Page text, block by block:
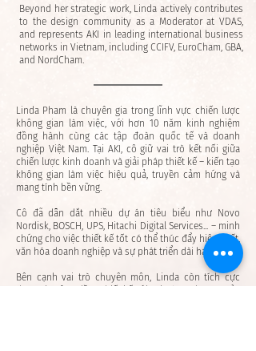
Beyond her strategic work, Linda actively contributes
to the design community as a Moderator at VDAS,
and represents AKI in leading international business
networks in Vietnam, including CCIFV, EuroCham, GBA,
and NordCham.
Linda Pham là chuyên gia trong lĩnh vực chiến lược
không gian làm việc, với hơn 10 năm kinh nghiệm
đồng hành cùng các tập đoàn quốc tế và doanh
nghiệp Việt Nam. Tại AKI, cô giữ vai trò kết nối giữa
chiến lược kinh doanh và giải pháp thiết kế – kiến tạo
không gian làm việc hiệu quả, truyền cảm hứng và
mang tính bền vững.
Cô đã dẫn dắt nhiều dự án tiêu biểu như Novo
Nordisk, BOSCH, UPS, Hitachi Digital Services... – minh
chứng cho việc thiết kế tốt có thể thúc đẩy hiệu suất,
văn hóa doanh nghiệp và sự phát triển dài hạn.
Bên cạnh vai trò chuyên môn, Linda còn tích cực